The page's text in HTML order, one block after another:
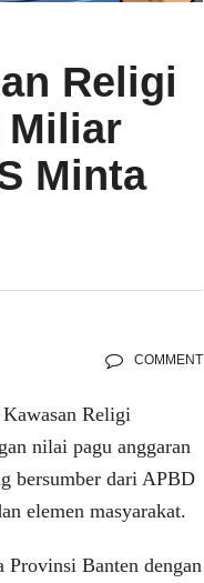
Religi
Miliar
Minta
COMMENT
Religi
nilai pagu anggaran
bersumber dari APBD
elemen masyarakat.
Provinsi Banten dengan